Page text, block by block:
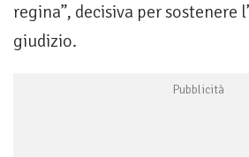
regina”, decisiva per sostenere
giudizio.